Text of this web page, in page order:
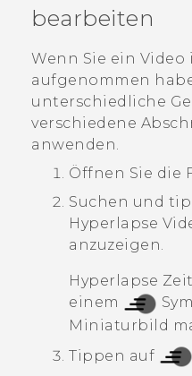
VIVERSE
UNTERSTÜTZUNG
HTC-Geräte und
Anmelden
bearbeiten
Wenn Sie ein Video
aufgenommen
unterschiedliche
verschiedene
anwenden.
Öffnen Sie die
Suchen und
Hyperlapse
anzuzeigen.
Hyperlapse
einem
Miniaturbild
Tippen auf